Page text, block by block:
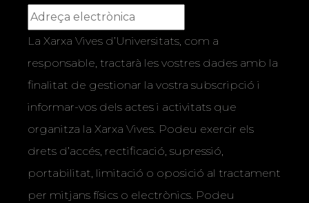
La Xarxa Vives d’Universitats, com a
responsable, tractarà les vostres dades amb la
finalitat de gestionar la vostra subscripció i
informar-vos dels actes i activitats que
organitza la Xarxa Vives. Podeu exercir els
drets d’accés, rectificació, supressió,
portabilitat, limitació o oposició al tractament
per mitjans físics o electrònics. Podeu